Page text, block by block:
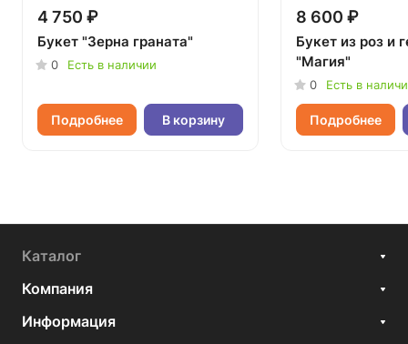
4 750 ₽
Букет "Зерна граната"
0 Есть в наличии
Подробнее В корзину
8 600 ₽
Букет из роз и
"Магия"
0 Есть в
Подробнее
Каталог
Компания
Информация